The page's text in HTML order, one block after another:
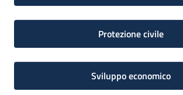
Protezione civile
Sviluppo economico